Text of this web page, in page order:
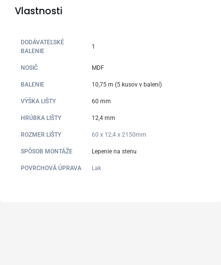
Vlastnosti
DODÁVATEĽSKÉ
BALENIE
1
NOSIČ MDF
BALENIE 10,75 m (5 kusov v balení)
VÝŠKA LIŠTY 60 mm
HRÚBKA LIŠTY 12,4 mm
ROZMER LIŠTY 60 x 12,4 x 2150mm
SPÔSOB MONTÁŽE Lepenie na stenu
POVRCHOVÁ ÚPRAVA Lak